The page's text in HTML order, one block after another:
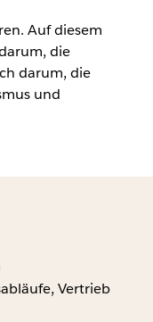
Auf diesem
die
darum, die
und
Vertrieb